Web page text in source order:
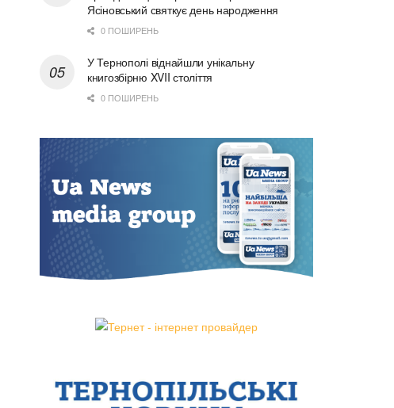
Ясіновський святкує день народження
0 ПОШИРЕНЬ
У Тернополі віднайшли унікальну
книгозбірню XVII століття
0 ПОШИРЕНЬ